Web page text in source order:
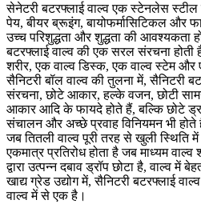
सेनेटरी बटरफ्लाई वाल्व एक स्टेनलेस स्टील
पेय, बीयर ब्रूइंग, बायोफर्मासिटिकल और
उच्च परिशुद्धता और शुद्धता की आवश्यकता
बटरफ्लाई वाल्व की एक सरल संरचना
शरीर, एक वाल्व डिस्क, एक वाल्व स्टेम और
सैनिटरी बॉल वाल्व की तुलना में, सैनिटरी
संरचना, छोटे आकार, हल्के वजन, छोटी
आकार आदि के फायदे होते हैं, बल्कि छोटे
संचालन और अच्छे प्रवाह विनियमन भी
जब तितली वाल्व पूरी तरह से खुली स्थिति में
एकमात्र प्रतिरोध होता है जब माध्यम
द्वारा उत्पन्न दबाव ड्रॉप छोटा है, वाल्व में
खाद्य ग्रेड उद्योग में, सैनिटरी बटरफ्लाई
वाल्व में से एक है।